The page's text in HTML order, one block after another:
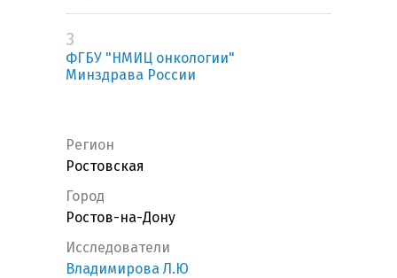
3
ФГБУ "НМИЦ онкологии"
Минздрава России
Регион
Ростовская
Город
Ростов-на-Дону
Исследователи
Владимирова Л.Ю